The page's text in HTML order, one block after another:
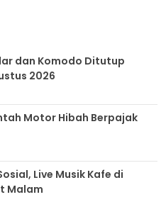
dan Komodo Ditutup
2026
Motor Hibah Berpajak
Live Musik Kafe di
Malam